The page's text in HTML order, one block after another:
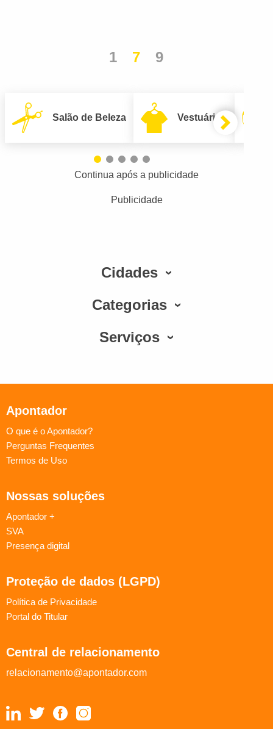
1 7 9
Salão de Beleza Vestuário
Continua após a publicidade
Publicidade
Cidades
Categorias
Serviços
Apontador
O que é o Apontador?
Perguntas Frequentes
Termos de Uso
Nossas soluções
Apontador +
SVA
Presença digital
Proteção de dados (LGPD)
Política de Privacidade
Portal do Titular
Central de relacionamento
relacionamento@apontador.com